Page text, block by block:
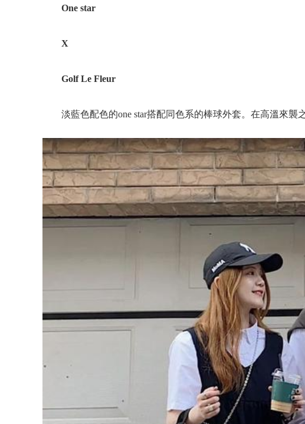
One star
X
Golf Le Fleur
淡藍色配色的one star搭配同色系的棒球外套。在高溫來襲